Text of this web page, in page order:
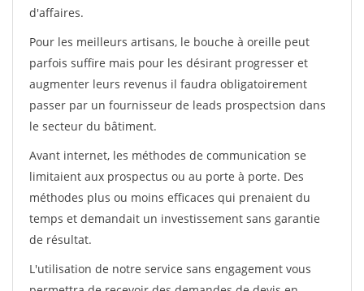
d'affaires.
Pour les meilleurs artisans, le bouche à oreille peut
parfois suffire mais pour les désirant progresser et
augmenter leurs revenus il faudra obligatoirement
passer par un fournisseur de leads prospectsion dans
le secteur du bâtiment.
Avant internet, les méthodes de communication se
limitaient aux prospectus ou au porte à porte. Des
méthodes plus ou moins efficaces qui prenaient du
temps et demandait un investissement sans garantie
de résultat.
L'utilisation de notre service sans engagement vous